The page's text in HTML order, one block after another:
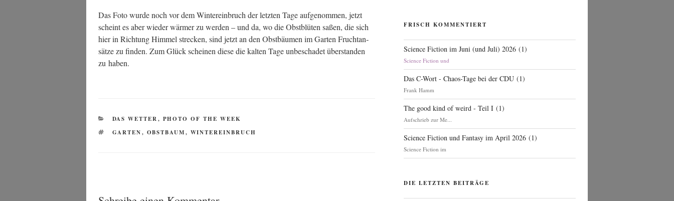
Das Foto wur­de noch vor dem Win­ter­ein­bruch der letz­ten Tage auf­ge­nom­men, jetzt
scheint es aber wie­der wär­mer zu wer­den – und da, wo die Obst­blü­ten saßen, die sich
hier in Rich­tung Him­mel stre­cken, sind jetzt an den Obst­bäu­men im Gar­ten Frucht­an­
sät­ze zu fin­den. Zum Glück schei­nen die­se die kal­ten Tage unbe­scha­det über­stan­den
zu haben.
KATEGORIEN
DAS WETTER, PHOTO OF THE WEEK
SCHLAGWÖRTER
GARTEN, OBSTBAUM, WINTEREINBRUCH
FRISCH KOMMENTIERT
Science Fiction im Juni (und Juli) 2026 (1)
Science Fiction und
Das C-Wort - Chaos-Tage bei der CDU (1)
Frank Hamm
The good kind of weird - Teil I (1)
Aufschrieb zur Me...
Science Fiction und Fantasy im April 2026 (1)
Science Fiction im
DIE LETZTEN BEITRÄGE